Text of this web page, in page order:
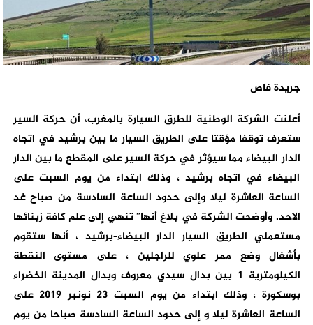
جريدة فاص
أعلنت الشركة الوطنية للطرق السيارة بالمغرب، أن حركة السير
ستعرف توقفا مؤقتا على الطريق السيار ما بين برشيد في اتجاه
الدار البيضاء مما سيؤثر في حركة السير على المقطع ما بين الدار
البيضاء في اتجاه برشيد ، وذلك ابتداء من يوم السبت على
الساعة العاشرة ليلا وإلى حدود الساعة السادسة من صباح غد
الاحد. وأوضحت الشركة في بلاغ أنها” تنهي إلى علم كافة زبنائها
مستعملي الطريق السيار الدار البيضاء-برشيد ، أنها ستقوم
بأشغال وضع ممر علوي للراجلين ، على مستوى النقطة
الكيلومترية 1 بين بدال سيدي معروف وبدال المدينة الخضراء
بوسكورة ، وذلك ابتداء من يوم السبت 23 نونبر 2019 على
الساعة العاشرة ليلا و إلى حدود الساعة السادسة صباحا من يوم